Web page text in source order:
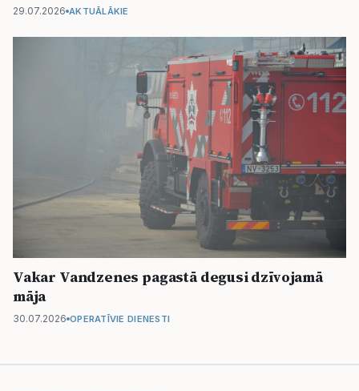
29.07.2026 AKTUĀLĀKIE
Vakar Vandzenes pagastā degusi dzīvojamā
māja
30.07.2026 OPERATĪVIE DIENESTI